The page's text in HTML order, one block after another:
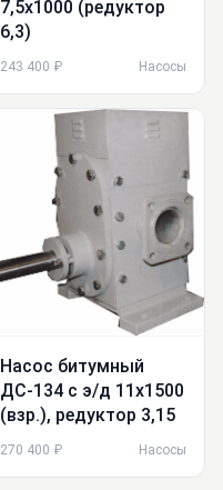
7,5х1000 (редуктор
6,3)
243 400 ₽ Насосы
Насос битумный
ДС-134 с э/д 11х1500
(взр.), редуктор 3,15
270 400 ₽ Насосы